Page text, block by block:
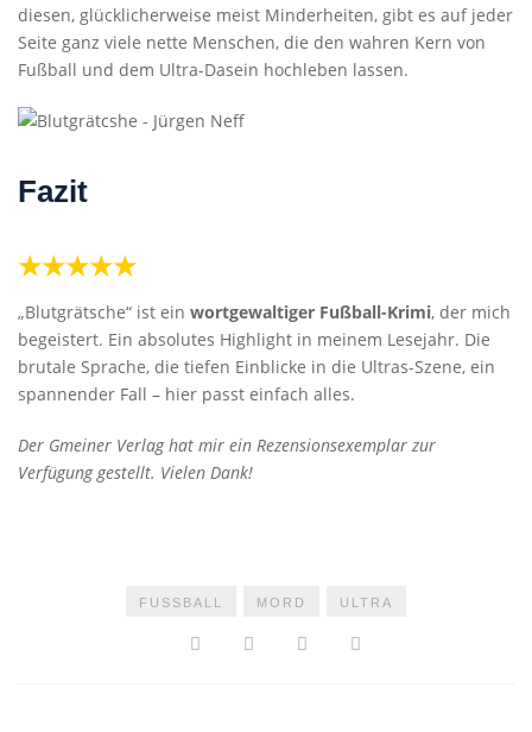
diesen, glücklicherweise meist Minderheiten, gibt es auf jeder
Seite ganz viele nette Menschen, die den wahren Kern von
Fußball und dem Ultra-Dasein hochleben lassen.
Fazit
★★★★★
„Blutgrätsche“ ist ein wortgewaltiger Fußball-Krimi, der mich
begeistert. Ein absolutes Highlight in meinem Lesejahr. Die
brutale Sprache, die tiefen Einblicke in die Ultras-Szene, ein
spannender Fall – hier passt einfach alles.
Der Gmeiner Verlag hat mir ein Rezensionsexemplar zur
Verfügung gestellt. Vielen Dank!
FUSSBALL MORD ULTRA